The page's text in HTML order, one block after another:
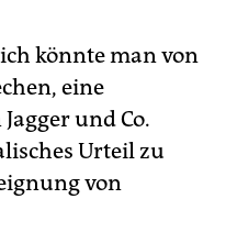
könnte man von
eine
und Co.
Urteil zu
von